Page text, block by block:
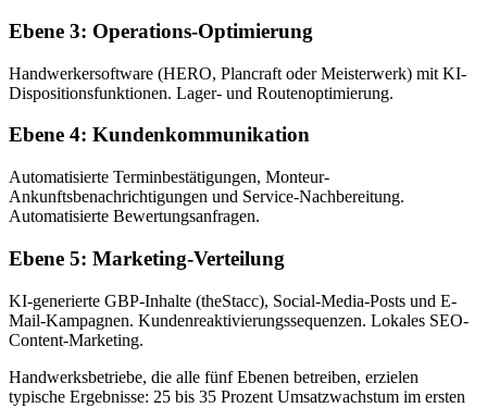
Ebene 3: Operations-Optimierung
Handwerkersoftware (HERO, Plancraft oder Meisterwerk) mit KI-
Dispositionsfunktionen. Lager- und Routenoptimierung.
Ebene 4: Kundenkommunikation
Automatisierte Terminbestätigungen, Monteur-
Ankunftsbenachrichtigungen und Service-Nachbereitung.
Automatisierte Bewertungsanfragen.
Ebene 5: Marketing-Verteilung
KI-generierte GBP-Inhalte (theStacc), Social-Media-Posts und E-
Mail-Kampagnen. Kundenreaktivierungssequenzen. Lokales SEO-
Content-Marketing.
Handwerksbetriebe, die alle fünf Ebenen betreiben, erzielen
typische Ergebnisse: 25 bis 35 Prozent Umsatzwachstum im ersten